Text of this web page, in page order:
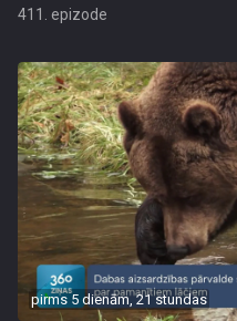
411. epizode
pirms 5 dienām, 21 stundas